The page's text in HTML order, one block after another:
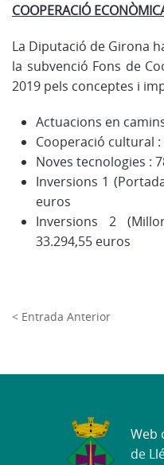
COOPERACIÓ
La Diputació de Girona
la subvenció Fons de
2019 pels conceptes i
Actuacions en
Cooperació cultural :
Noves tecnologies :
Inversions 1
euros
Inversions 2
33.294,55 euros
< Entrada Anterior
Web
de